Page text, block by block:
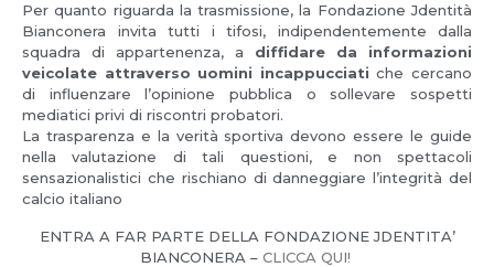
Per quanto riguarda la trasmissione, la Fondazione Jdentità
Bianconera invita tutti i tifosi, indipendentemente dalla
squadra di appartenenza, a diffidare da informazioni
veicolate attraverso uomini incappucciati che cercano
di influenzare l’opinione pubblica o sollevare sospetti
mediatici privi di riscontri probatori.
La trasparenza e la verità sportiva devono essere le guide
nella valutazione di tali questioni, e non spettacoli
sensazionalistici che rischiano di danneggiare l’integrità del
calcio italiano
ENTRA A FAR PARTE DELLA FONDAZIONE JDENTITA’
BIANCONERA – CLICCA QUI!